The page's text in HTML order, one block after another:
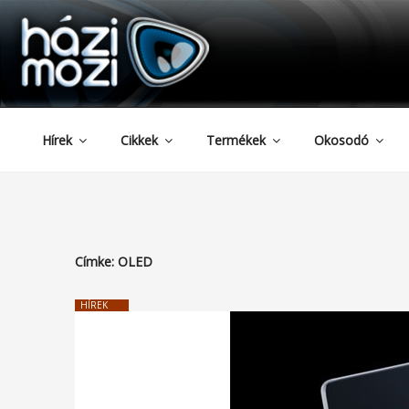
Tartalomhoz
HAZIMOZI
Hírek Cikkek Termékek Okosodó
Címke: OLED
HÍREK